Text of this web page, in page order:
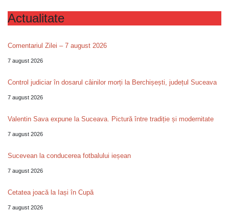
Actualitate
Comentariul Zilei – 7 august 2026
7 august 2026
Control judiciar în dosarul câinilor morți la Berchișești, județul Suceava
7 august 2026
Valentin Sava expune la Suceava. Pictură între tradiție și modernitate
7 august 2026
Sucevean la conducerea fotbalului ieșean
7 august 2026
Cetatea joacă la Iași în Cupă
7 august 2026